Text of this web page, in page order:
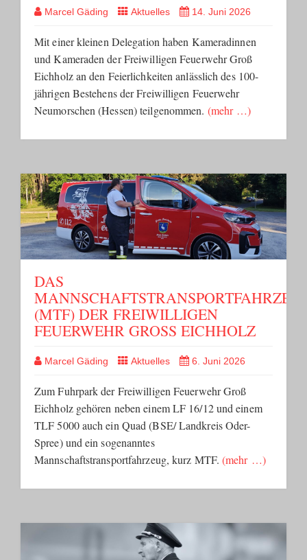
Marcel Gäding Aktuelles 14. Juni 2026
Mit einer kleinen Delegation haben Kameradinnen
und Kameraden der Freiwilligen Feuerwehr Groß
Eichholz an den Feierlichkeiten anlässlich des 100-
jährigen Bestehens der Freiwilligen Feuerwehr
Neumorschen (Hessen) teilgenommen. (mehr …)
DAS
(MTF) DER FREIWILLIGEN
FEUERWEHR GROSS EICHHOLZ
Marcel Gäding Aktuelles 6. Juni 2026
Zum Fuhrpark der Freiwilligen Feuerwehr Groß
Eichholz gehören neben einem LF 16/12 und einem
TLF 5000 auch ein Quad (BSE/ Landkreis Oder-
Spree) und ein sogenanntes
Mannschaftstransportfahrzeug, kurz MTF.(mehr …)